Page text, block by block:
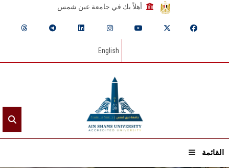
أهلاً بك في جامعة عين شمس
English
القائمة